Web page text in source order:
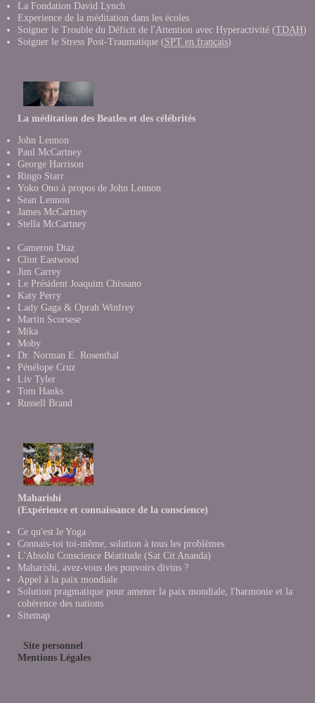
La Fondation David Lynch
Experience de la méditation dans les écoles
Soigner le Trouble du Déficit de l'Attention avec Hyperactivité (TDAH)
Soigner le Stress Post-Traumatique (SPT en français)
La méditation des Beatles et des célébrités
John Lennon
Paul McCartney
George Harrison
Ringo Starr
Yoko Ono à propos de John Lennon
Sean Lennon
James McCartney
Stella McCartney
Cameron Diaz
Clint Eastwood
Jim Carrey
Le Président Joaquim Chissano
Katy Perry
Lady Gaga & Oprah Winfrey
Martin Scorsese
Mika
Moby
Dr. Norman E. Rosenthal
Pénélope Cruz
Liv Tyler
Tom Hanks
Russell Brand
Maharishi
(Expérience et connaissance de la conscience)
Ce qu'est le Yoga
Connais-toi toi-même, solution à tous les problèmes
L'Absolu Conscience Béatitude (Sat Cit Ananda)
Maharishi, avez-vous des pouvoirs divins ?
Appel à la paix mondiale
Solution pragmatique pour amener la paix mondiale, l'harmonie et la
cohérence des nations
Sitemap
Site personnel
Mentions Légales